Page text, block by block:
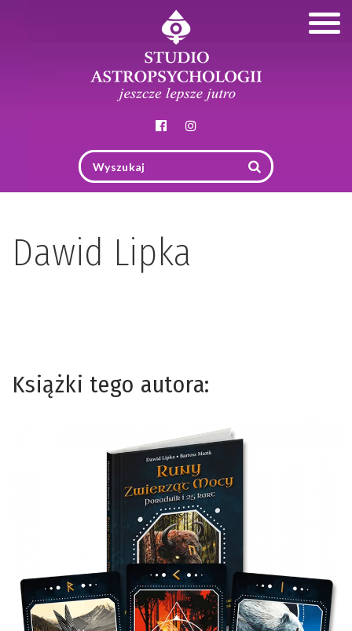
Dawid Lipka
Książki tego autora: